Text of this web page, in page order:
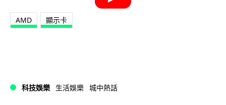
AMD 顯示卡
科技娛樂 生活娛樂 城中熱話